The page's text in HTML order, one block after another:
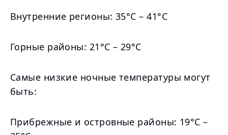
Внутренние регионы: 35°C – 41°C
Горные районы: 21°C – 29°C
Самые низкие ночные температуры могут
быть:
Прибрежные и островные районы: 19°C –